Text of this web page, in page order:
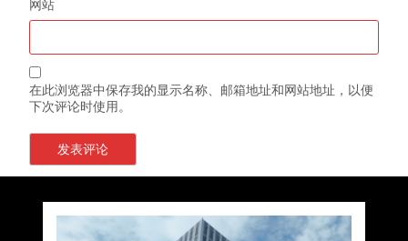
网站
在此浏览器中保存我的显示名称、邮箱地址和网站地址，以便
下次评论时使用。